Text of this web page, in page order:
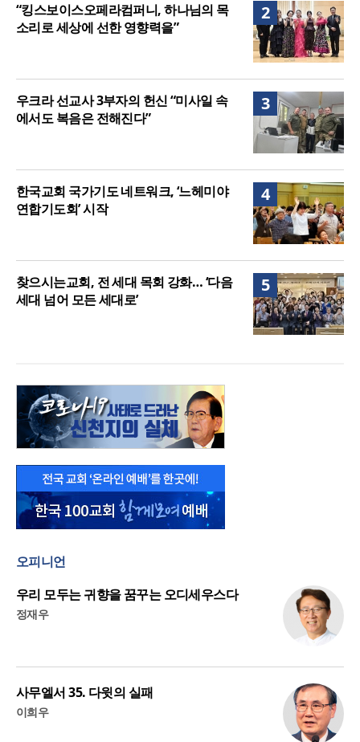
2
“킹스보이스오페라컴퍼니, 하나님의 목
소리로 세상에 선한 영향력을”
3
우크라 선교사 3부자의 헌신 “미사일 속
에서도 복음은 전해진다”
4
한국교회 국가기도 네트워크, ‘느헤미야
연합기도회’ 시작
5
찾으시는교회, 전 세대 목회 강화… ‘다음
세대 넘어 모든 세대로’
오피니언
우리 모두는 귀향을 꿈꾸는 오디세우스다
정재우
사무엘서 35. 다윗의 실패
이희우